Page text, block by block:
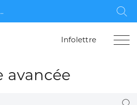
Infolettre
avancée